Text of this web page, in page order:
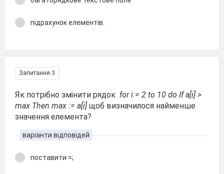
підрахунок елементів.
Запитання 3
Як потрібно змінити рядок for i:= 2 to 10 do If a[i] >
max Then max := a[i] щоб визначилося найменше
значення елемента?
варіанти відповідей
поставити =;